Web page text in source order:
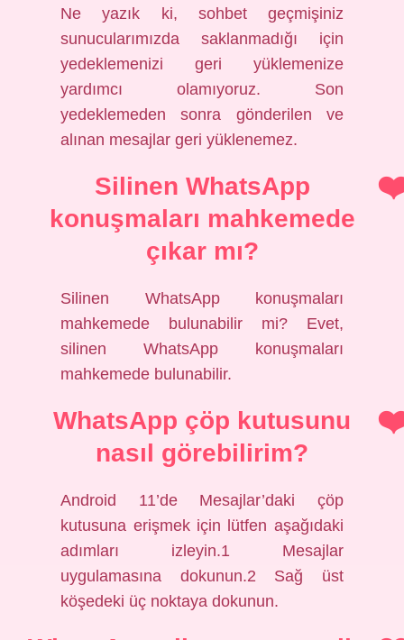
Ne yazık ki, sohbet geçmişiniz
sunucularımızda saklanmadığı için
yedeklemenizi geri yüklemenize
yardımcı olamıyoruz. Son
yedeklemeden sonra gönderilen ve
alınan mesajlar geri yüklenemez.
Silinen WhatsApp
konuşmaları mahkemede
çıkar mı?
Silinen WhatsApp konuşmaları
mahkemede bulunabilir mi? Evet,
silinen WhatsApp konuşmaları
mahkemede bulunabilir.
WhatsApp çöp kutusunu
nasıl görebilirim?
Android 11’de Mesajlar’daki çöp
kutusuna erişmek için lütfen aşağıdaki
adımları izleyin.1 Mesajlar
uygulamasına dokunun.2 Sağ üst
köşedeki üç noktaya dokunun.